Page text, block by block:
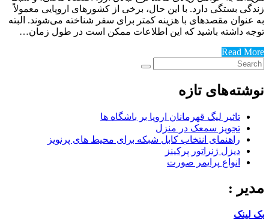
زندگی بستگی دارد. با این حال، برخی از کشورهای اروپایی معمولاً
به عنوان مقصدهای با هزینه کمتر برای سفر شناخته می‌شوند. البته
توجه داشته باشید که این اطلاعات ممکن است در طول زمان…
Read More
نوشته‌های تازه
تاثیر لیگ قهرمانان اروپا بر باشگاه ها
تجویز سمعک در منزل
راهنمای انتخاب کابل شبکه برای محیط های پرنویز
دیزل ژنراتور پرکینز
انواع پرایمر صورت
مدیر :
بک لینک